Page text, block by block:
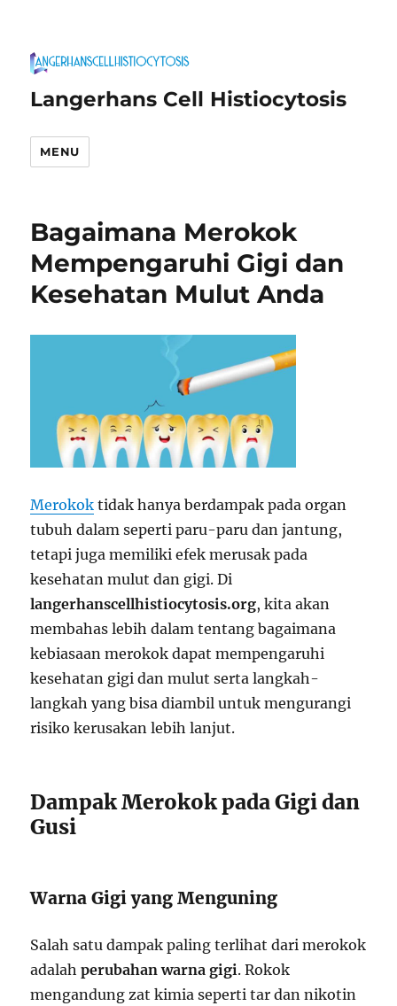
Langerhans Cell Histiocytosis
MENU
Bagaimana Merokok
Mempengaruhi Gigi dan
Kesehatan Mulut Anda
Merokok tidak hanya berdampak pada organ
tubuh dalam seperti paru-paru dan jantung,
tetapi juga memiliki efek merusak pada
kesehatan mulut dan gigi. Di
langerhanscellhistiocytosis.org, kita akan
membahas lebih dalam tentang bagaimana
kebiasaan merokok dapat mempengaruhi
kesehatan gigi dan mulut serta langkah-
langkah yang bisa diambil untuk mengurangi
risiko kerusakan lebih lanjut.
Dampak Merokok pada Gigi dan
Gusi
Warna Gigi yang Menguning
Salah satu dampak paling terlihat dari merokok
adalahperubahan warna gigi. Rokok
mengandung zat kimia seperti tar dan nikotin